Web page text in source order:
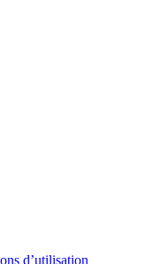
d’utilisation